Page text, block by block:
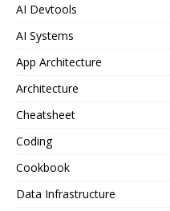
AI Devtools
AI Systems
App Architecture
Architecture
Cheatsheet
Coding
Cookbook
Data Infrastructure